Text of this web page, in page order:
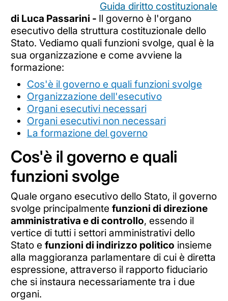
Guida diritto costituzionale
di Luca Passarini - Il governo è l'organo
esecutivo della struttura costituzionale dello
Stato. Vediamo quali funzioni svolge, qual è la
sua organizzazione e come avviene la
formazione:
Cos'è il governo e quali funzioni svolge
Organizzazione dell'esecutivo
Organi esecutivi necessari
Organi esecutivi non necessari
La formazione del governo
Cos'è il governo e quali
funzioni svolge
Quale organo esecutivo dello Stato, il governo
svolge principalmente funzioni di direzione
amministrativa e di controllo, essendo il
vertice di tutti i settori amministrativi dello
Stato e funzioni di indirizzo politico insieme
alla maggioranza parlamentare di cui è diretta
espressione, attraverso il rapporto fiduciario
che si instaura necessariamente tra i due
organi.